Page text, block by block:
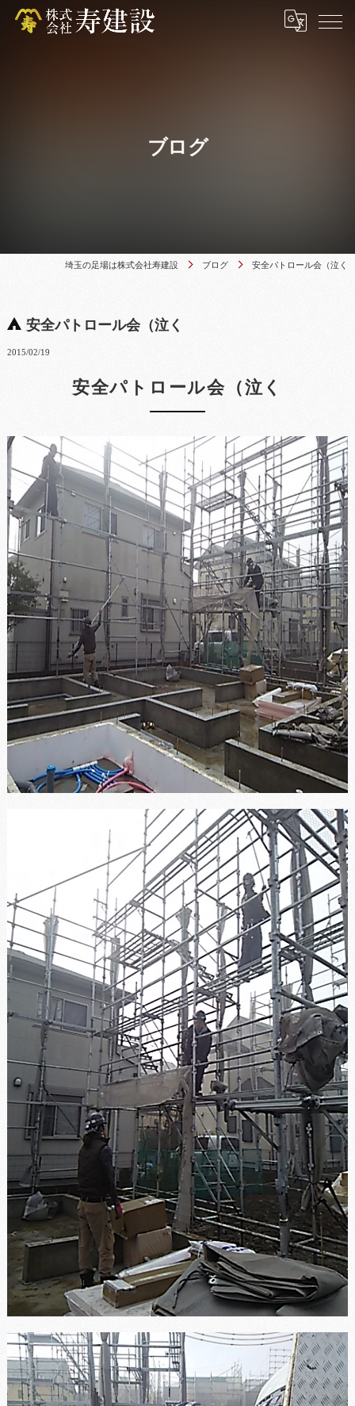
ブログ
埼玉の足場は株式会社寿建設 ブログ 安全パトロール会（泣く
安全パトロール会（泣く
2015/02/19
安全パトロール会（泣く